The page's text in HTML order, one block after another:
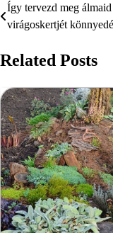
Bejegyzés
navigáció
Így tervezd meg álmaid
virágoskertjét
Related Posts